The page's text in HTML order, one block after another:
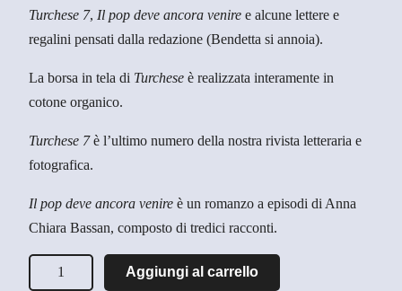
Turchese 7, Il pop deve ancora venire e alcune lettere e
regalini pensati dalla redazione (Bendetta si annoia).
La borsa in tela di Turchese è realizzata interamente in
cotone organico.
Turchese 7è l’ultimo numero della nostra rivista letteraria e
fotografica.
Il pop deve ancora venire è un romanzo a episodi di Anna
Chiara Bassan, composto di tredici racconti.
Aggiungi al carrello